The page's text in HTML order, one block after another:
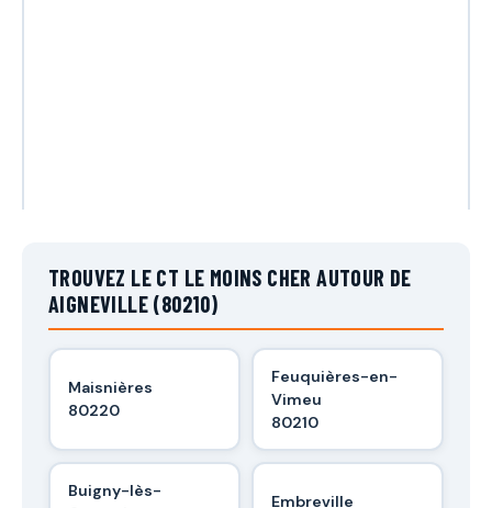
TROUVEZ LE CT LE MOINS CHER AUTOUR DE
AIGNEVILLE (80210)
Maisnières
80220
Feuquières-en-
Vimeu
80210
Buigny-lès-
Embreville